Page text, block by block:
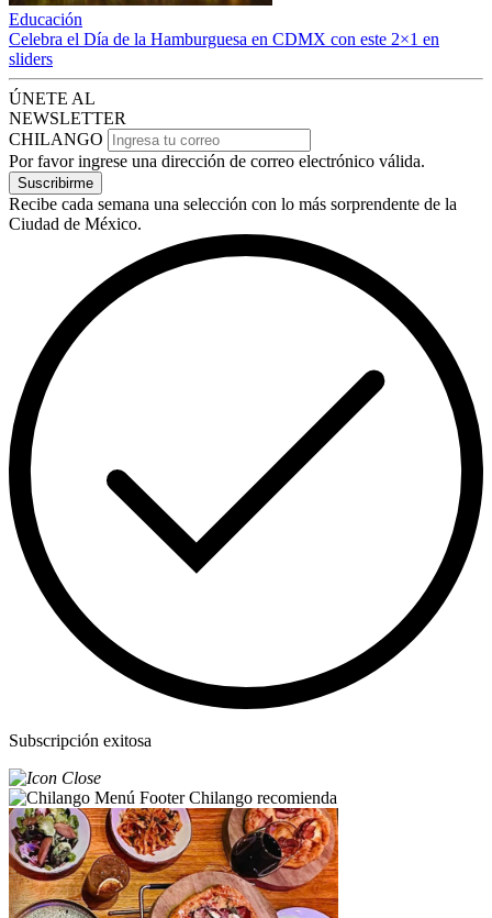
Educación
Celebra el Día de la Hamburguesa en CDMX con este 2×1 en
sliders
ÚNETE AL
NEWSLETTER
CHILANGO
Por favor ingrese una dirección de correo electrónico válida.
Suscribirme
Recibe cada semana una selección con lo más sorprendente de la
Ciudad de México.
Subscripción exitosa
Chilango recomienda